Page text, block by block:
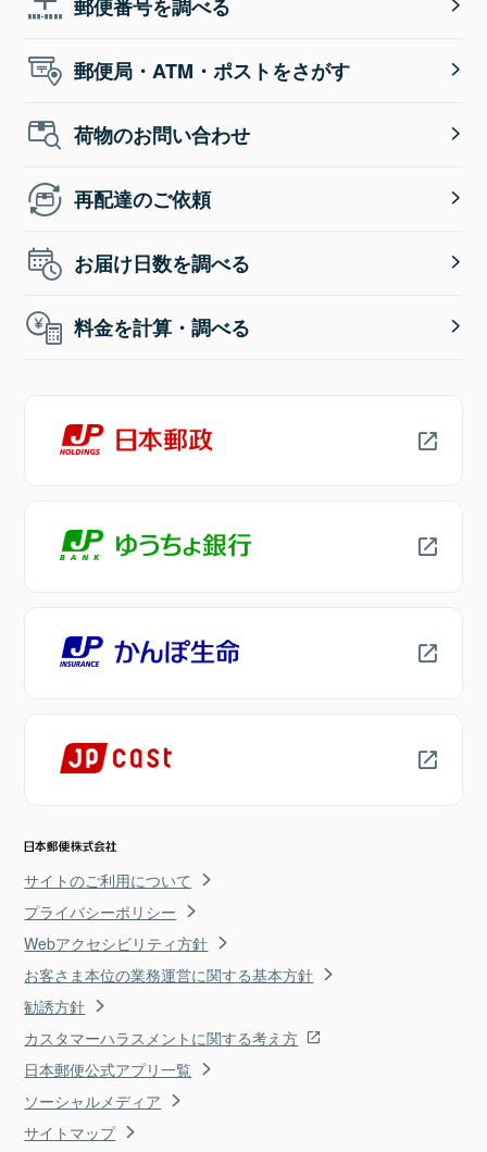
郵便番号を調べる
郵便局・ATM・ポストをさがす
荷物のお問い合わせ
再配達のご依頼
お届け日数を調べる
料金を計算・調べる
サイトのご利用について
プライバシーポリシー
Webアクセシビリティ方針
お客さま本位の業務運営に関する基本方針
勧誘方針
カスタマーハラスメントに関する考え方
日本郵便公式アプリ一覧
ソーシャルメディア
サイトマップ